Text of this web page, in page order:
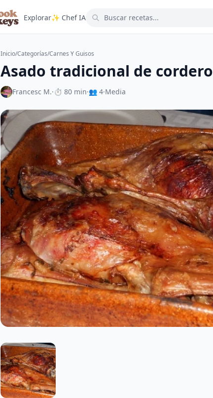
Explorar✨ Chef IA
Inicio/Categorías/Carnes Y Guisos
Asado tradicional de cordero
Francesc M.·⏱ 80 min·👥 4·Media